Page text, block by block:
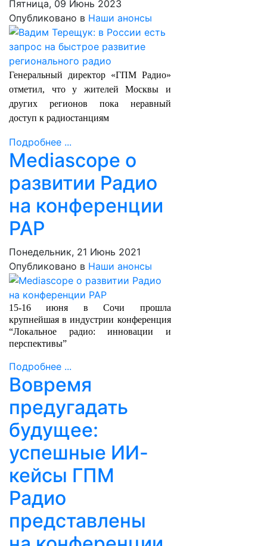
Пятница, 09 Июнь 2023
Опубликовано в Наши анонсы
Генеральный директор «ГПМ Радио»
отметил, что у жителей Москвы и
других регионов пока неравный
доступ к радиостанциям
Подробнее ...
Mediascope о
развитии Радио
на конференции
РАР
Понедельник, 21 Июнь 2021
Опубликовано в Наши анонсы
15-16 июня в Сочи прошла
крупнейшая в индустрии конференция
“Локальное радио: инновации и
перспективы”
Подробнее ...
Вовремя
предугадать
будущее:
успешные ИИ-
кейсы ГПМ
Радио
представлены